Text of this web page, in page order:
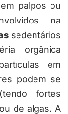
palpos ou
na
sedentários
orgânica
em
podem se
fortes
de algas. A